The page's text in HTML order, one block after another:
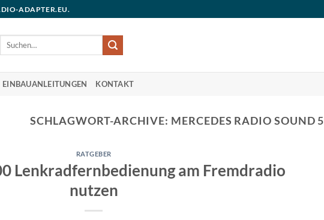
ADAPTER.EU.
Suchen
EINBAUANLEITUNGEN KONTAKT
SCHLAGWORT-ARCHIVE: MERCEDES RADIO SOUND 5
RATGEBER
Lenkradfernbedienung am Fremdradio
nutzen